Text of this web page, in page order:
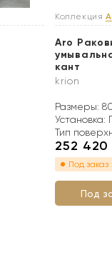
Коллекция
Aro
кант
krion
Размеры:
Установка:
Тип
252 420
Под заказ
Под